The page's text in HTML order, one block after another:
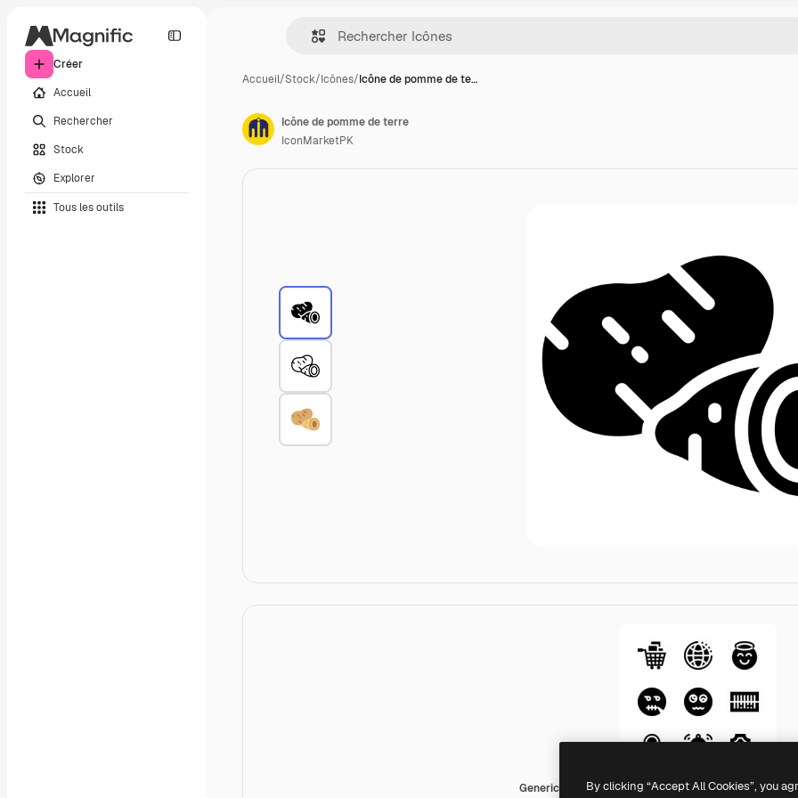
Créer
Accueil
Rechercher
Stock
Explorer
Tous les outils
Accueil/Stock/Icônes/Icône de pomme de te…
Generic black fill
Icône de pomme de terre
IconMarketPK
By clicking “Accept All Cookies”, you